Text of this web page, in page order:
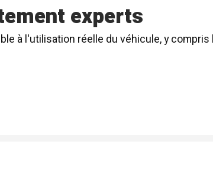
experts
à l'utilisation réelle du véhicule, y